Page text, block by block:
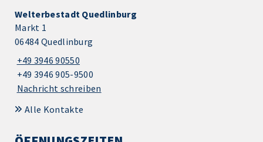
Welterbestadt Quedlinburg
Markt 1
06484 Quedlinburg
+49 3946 90550
+49 3946 905-9500
Nachricht schreiben
Alle Kontakte